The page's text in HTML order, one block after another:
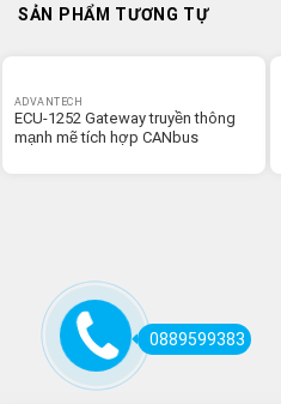
SẢN PHẨM TƯƠNG TỰ
ADVANTECH
ECU-1252 Gateway truyền thông
mạnh mẽ tích hợp CANbus
0889599383